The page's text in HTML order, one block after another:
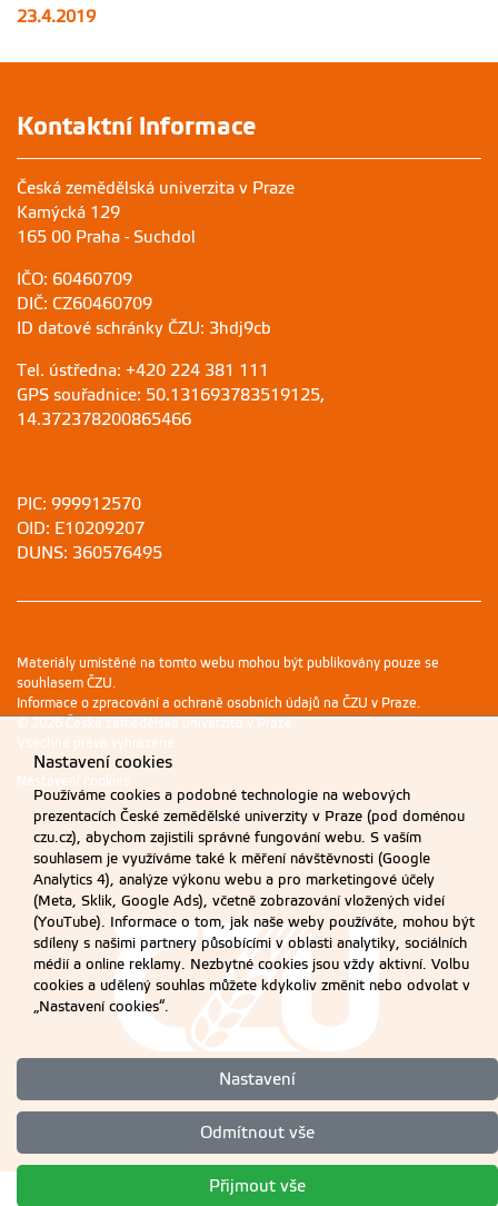
23.4.2019
Kontaktní informace
Česká zemědělská univerzita v Praze
Kamýcká 129
165 00 Praha - Suchdol
IČO: 60460709
DIČ: CZ60460709
ID datové schránky ČZU: 3hdj9cb
Tel. ústředna: +420 224 381 111
GPS souřadnice: 50.131693783519125,
14.372378200865466
PIC: 999912570
OID: E10209207
DUNS: 360576495
Materiály umístěné na tomto webu mohou být publikovány pouze se
souhlasem ČZU.
Informace o zpracování a ochraně osobních údajů na ČZU v Praze.
© 2026 Česká zemědělská univerzita v Praze
Všechna práva vyhrazena
Nastavení cookies
Nastavení cookies
Používáme cookies a podobné technologie na webových
prezentacích České zemědělské univerzity v Praze (pod doménou
czu.cz), abychom zajistili správné fungování webu. S vaším
souhlasem je využíváme také k měření návštěvnosti (Google
Analytics 4), analýze výkonu webu a pro marketingové účely
(Meta, Sklik, Google Ads), včetně zobrazování vložených videí
(YouTube). Informace o tom, jak naše weby používáte, mohou být
sdíleny s našimi partnery působícími v oblasti analytiky, sociálních
médií a online reklamy. Nezbytné cookies jsou vždy aktivní. Volbu
cookies a udělený souhlas můžete kdykoliv změnit nebo odvolat v
„Nastavení cookies“.
Nastavení
Odmítnout vše
Přijmout vše